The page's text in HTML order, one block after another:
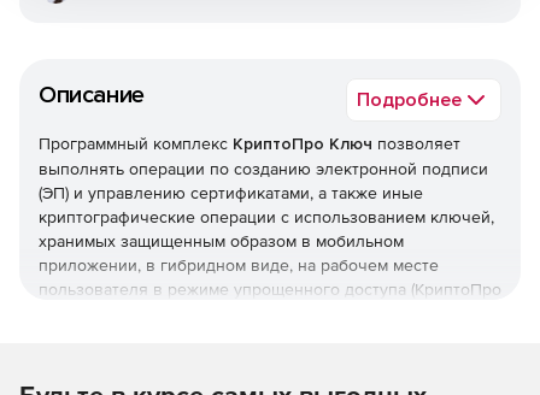
Описание Подробнее
Программный комплекс КриптоПро Ключ позволяет
выполнять операции по созданию электронной подписи
(ЭП) и управлению сертификатами, а также иные
криптографические операции с использованием ключей,
хранимых защищенным образом в мобильном
приложении, в гибридном виде, на рабочем месте
пользователя в режиме упрощенного доступа (КриптоПро